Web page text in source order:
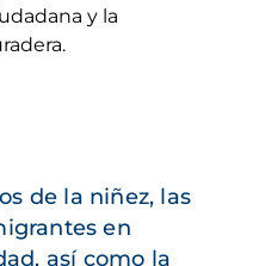
y la
de la niñez, las
en
así como la